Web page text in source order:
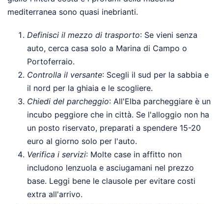
mediterranea sono quasi inebrianti.
Definisci il mezzo di trasporto: Se vieni senza
auto, cerca casa solo a Marina di Campo o
Portoferraio.
Controlla il versante: Scegli il sud per la sabbia e
il nord per la ghiaia e le scogliere.
Chiedi del parcheggio: All'Elba parcheggiare è un
incubo peggiore che in città. Se l'alloggio non ha
un posto riservato, preparati a spendere 15-20
euro al giorno solo per l'auto.
Verifica i servizi: Molte case in affitto non
includono lenzuola e asciugamani nel prezzo
base. Leggi bene le clausole per evitare costi
extra all'arrivo.